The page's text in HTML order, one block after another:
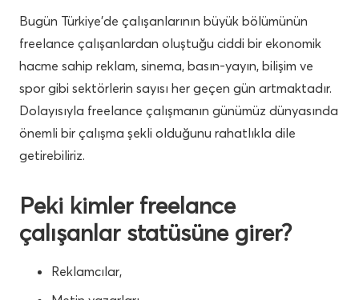
Bugün Türkiye’de çalışanlarının büyük bölümünün
freelance çalışanlardan oluştuğu ciddi bir ekonomik
hacme sahip reklam, sinema, basın-yayın, bilişim ve
spor gibi sektörlerin sayısı her geçen gün artmaktadır.
Dolayısıyla freelance çalışmanın günümüz dünyasında
önemli bir çalışma şekli olduğunu rahatlıkla dile
getirebiliriz.
Peki kimler freelance
çalışanlar statüsüne girer?
Reklamcılar,